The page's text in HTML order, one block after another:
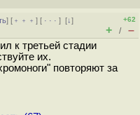
] [ ﹢﹢﹢] [ · · ·][↓]
+62
+ / –
к третьей стадии
их.
повторяют за